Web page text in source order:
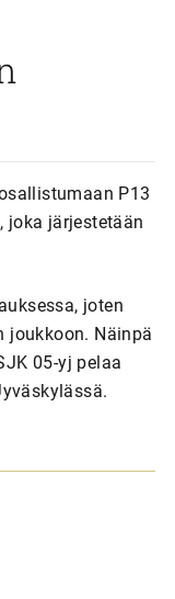
P13
joka järjestetään
joten
joukkoon. Näinpä
05-yj pelaa